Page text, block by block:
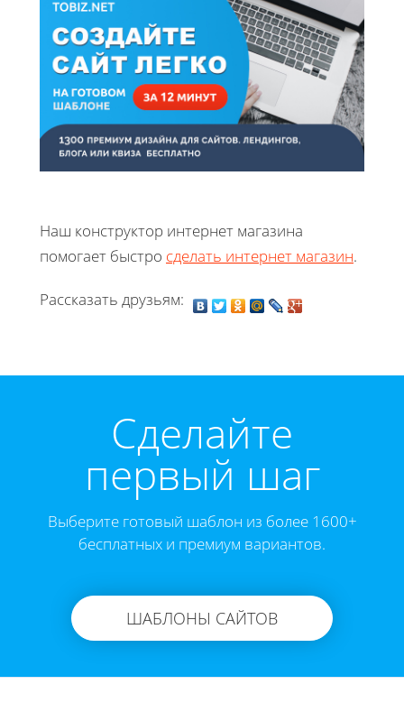
Наш конструктор интернет магазина
помогает быстро сделать интернет магазин.
Рассказать друзьям:
Cделайте
первый шаг
Выберите готовый шаблон из более 1600+
бесплатных и премиум вариантов.
ШАБЛОНЫ САЙТОВ